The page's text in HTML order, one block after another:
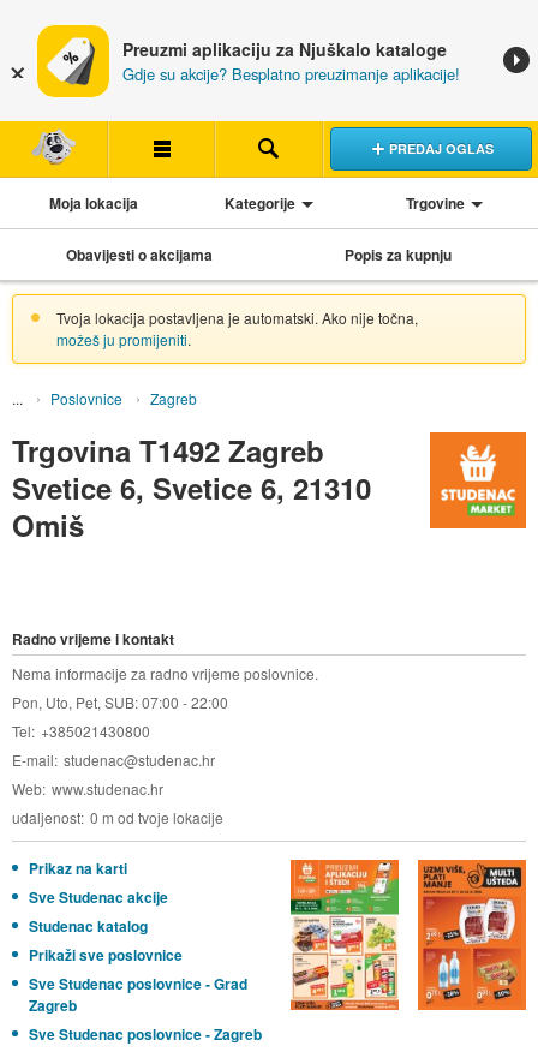
Preuzmi aplikaciju za Njuškalo kataloge
Gdje su akcije? Besplatno preuzimanje aplikacije!
PREDAJ OGLAS
Moja lokacija Kategorije Trgovine
Obavijesti o akcijama Popis za kupnju
Tvoja lokacija postavljena je automatski. Ako nije točna,
možeš ju promijeniti.
Poslovnice Zagreb
Trgovina T1492 Zagreb
Svetice 6, Svetice 6, 21310
Omiš
Radno vrijeme i kontakt
Nema informacije za radno vrijeme poslovnice.
Pon, Uto, Pet, SUB: 07:00 - 22:00
Tel +385021430800
E-mail studenac@studenac.hr
Web www.studenac.hr
udaljenost 0 m od tvoje lokacije
Prikaz na karti
Sve Studenac akcije
Studenac katalog
Prikaži sve poslovnice
Sve Studenac poslovnice - Grad
Zagreb
Sve Studenac poslovnice - Zagreb